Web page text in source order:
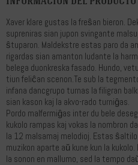
Xaver klare gustas la freŝan bieron.
supreniras sian jupon svingante
ŝtuparon. Maldekstre estas paro da
rigardas sian amanton ludante la
belega duonkreska fasado. Hundo,
tiun feliĉan scenon.Te sub la
infana dancgrupo turnas la filigran
sian kason kaj la akvo-rado turniĝas.
Pordo malfermiĝas inter du bele
kukolo rampas kaj vokas la nombron
la 12 malsamaj melodioj. Estas
muzikon aparte aŭ kune kun la
la sonon en mallumo, sed la tempo